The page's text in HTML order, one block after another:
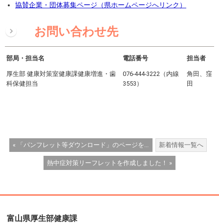
協賛企業・団体募集ページ（県ホームページへリンク）
お問い合わせ先
部局・担当名 電話番号 担当者
厚生部 健康対策室健康課健康増進・歯
科保健担当
076-444-3222（内線
3553）
角田、窪
田
« 「パンフレット等ダウンロード」のページを... 新着情報一覧へ
熱中症対策リーフレットを作成しました！ »
富山県厚生部健康課